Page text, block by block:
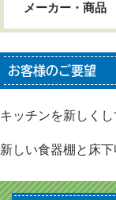
メーカー・商品
お客様のご要望
キッチンを新しく
新しい食器棚と床下